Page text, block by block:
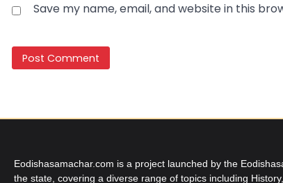
Save my name, email, and website in this
Eodishasamachar.com is a project launched by the
the state, covering a diverse range of topics including